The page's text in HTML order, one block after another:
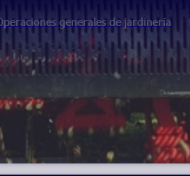
generales de jardinería